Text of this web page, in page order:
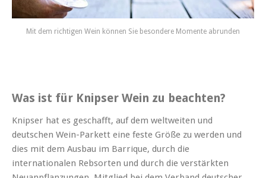
Mit dem richtigen Wein können Sie besondere Momente abrunden
Was ist für Knipser Wein zu beachten?
Knipser hat es geschafft, auf dem weltweiten und
deutschen Wein-Parkett eine feste Größe zu werden und
dies mit dem Ausbau im Barrique, durch die
internationalen Rebsorten und durch die verstärkten